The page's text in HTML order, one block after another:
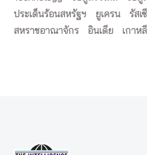
ประเด็นร้อนสหรัฐฯ
ยูเครน รัสเ
สหราชอาณาจักร
อินเดีย เกาห